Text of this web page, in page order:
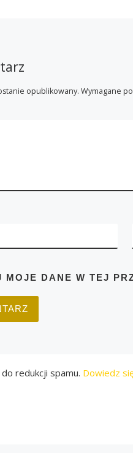
opublikowany. Wymagane
MOJE DANE W TEJ
redukcji spamu. Dowiedz